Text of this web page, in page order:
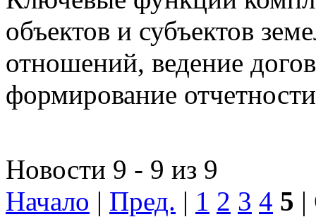
объектов и субъектов
отношений, ведение
формирование
Новости 9 - 9 из 9
Начало | Пред. | 1 2 3 4 5 |